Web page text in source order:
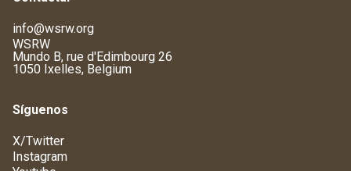
info@wsrw.org
WSRW
Mundo B, rue d'Edimbourg 26
1050 Ixelles, Belgium
Síguenos
X/Twitter
Instagram